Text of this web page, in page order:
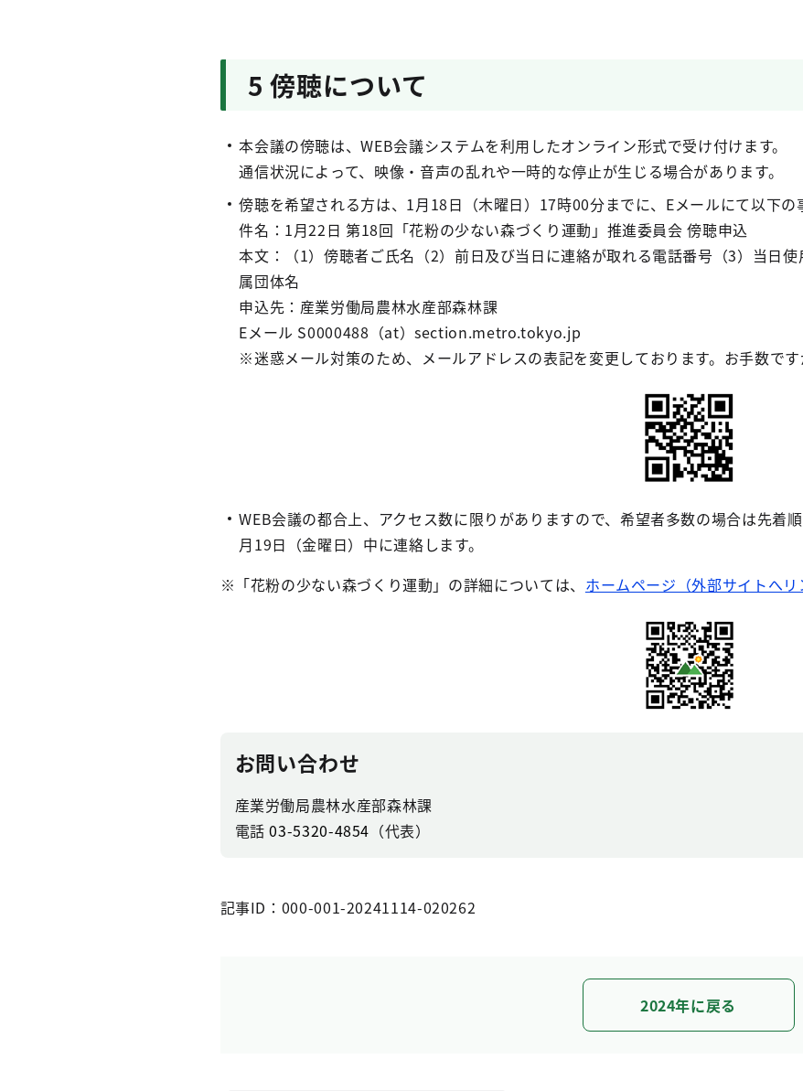
5 傍聴について
本会議の傍聴は、WEB会議システムを利用したオンライン形式で受け付けます。
通信状況によって、映像・音声の乱れや一時的な停止が生じる場合があります。
傍聴を希望される方は、1月18日（木曜日）17時00分までに、Eメールにて以下の
件名：1月22日 第18回「花粉の少ない森づくり運動」推進委員会 傍聴申込
本文：（1）傍聴者ご氏名（2）前日及び当日に連絡が取れる電話番号（3）当日
属団体名
申込先：産業労働局農林水産部森林課
Eメール S0000488（at）section.metro.tokyo.jp
※迷惑メール対策のため、メールアドレスの表記を変更しております。お手数で
WEB会議の都合上、アクセス数に限りがありますので、希望者多数の場合は先着
月19日（金曜日）中に連絡します。
※「花粉の少ない森づくり運動」の詳細については、 ホームページ（外部サイトへリ
お問い合わせ
産業労働局農林水産部森林課
電話03-5320-4854 （代表）
記事ID：000-001-20241114-020262
2024年に戻る